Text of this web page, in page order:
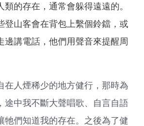
的存在，通常會躲得遠遠的。
登山客會在背包上繫個鈴鐺，或
邊講電話，他們用聲音來提醒周
在人煙稀少的地方健行，那時為
途中我不斷大聲唱歌、自言自語
們知道我的存在。 之後為了健